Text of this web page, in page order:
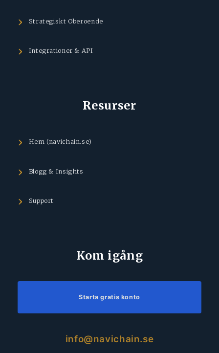
Strategiskt Oberoende
Integrationer & API
Resurser
Hem (navichain.se)
Blogg & Insights
Support
Kom igång
Starta gratis konto
info@navichain.se